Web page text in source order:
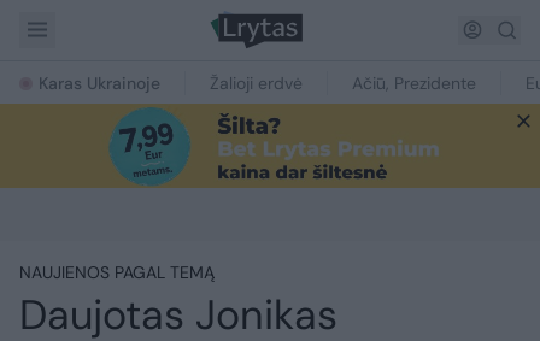
Karas Ukrainoje Žalioji erdvė Ačiū, Prezidente
NAUJIENOS PAGAL TEMĄ
Daujotas Jonikas